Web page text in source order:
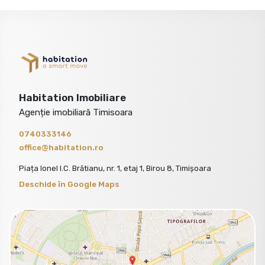
Habitation Imobiliare
Agenție imobiliară Timisoara
0740333146
office@habitation.ro
Piața Ionel I.C. Brătianu, nr. 1, etaj 1, Birou 8, Timișoara
Deschide în Google Maps